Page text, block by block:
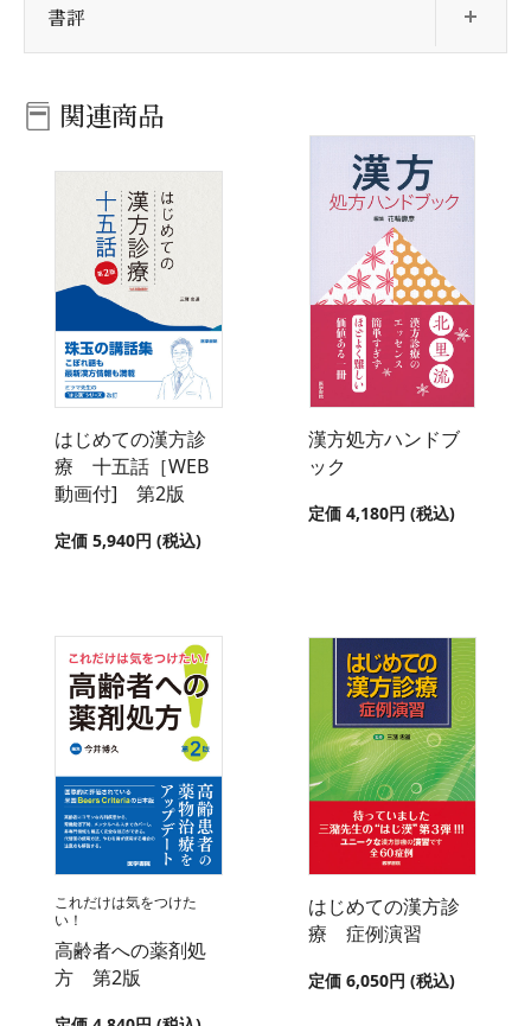
書評
関連商品
はじめての漢方診
療 十五話［WEB
動画付] 第2版
定価 5,940円 (税込)
漢方処方ハンドブ
ック
定価 4,180円 (税込)
これだけは気をつけた
い！
高齢者への薬剤処
方 第2版
はじめての漢方診
療 症例演習
定価 6,050円 (税込)